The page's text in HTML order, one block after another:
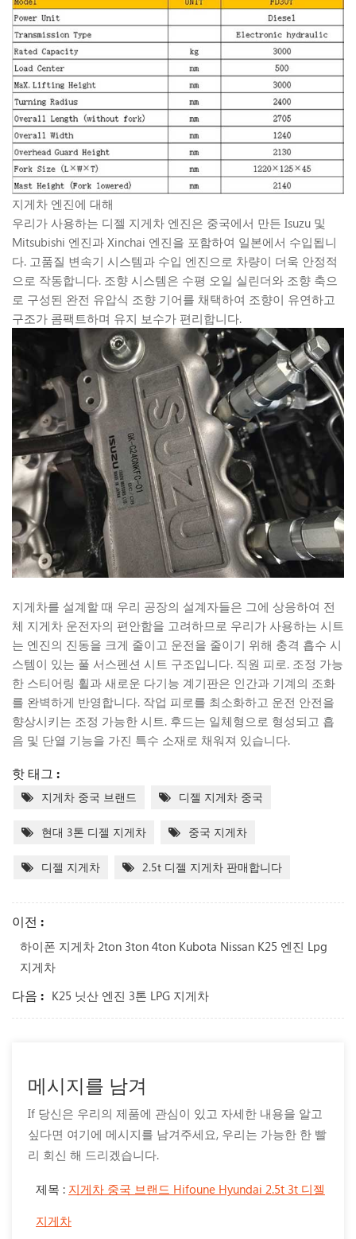
지게차 엔진에 대해
우리가 사용하는 디젤 지게차 엔진은 중국에서 만든 Isuzu 및
Mitsubishi 엔진과 Xinchai 엔진을 포함하여 일본에서 수입됩니
다. 고품질 변속기 시스템과 수입 엔진으로 차량이 더욱 안정적
으로 작동합니다. 조향 시스템은 수평 오일 실린더와 조향 축으
로 구성된 완전 유압식 조향 기어를 채택하여 조향이 유연하고
구조가 콤팩트하며 유지 보수가 편리합니다.
지게차를 설계할 때 우리 공장의 설계자들은 그에 상응하여 전
체 지게차 운전자의 편안함을 고려하므로 우리가 사용하는 시트
는 엔진의 진동을 크게 줄이고 운전을 줄이기 위해 충격 흡수 시
스템이 있는 풀 서스펜션 시트 구조입니다. 직원 피로. 조정 가능
한 스티어링 휠과 새로운 다기능 계기판은 인간과 기계의 조화
를 완벽하게 반영합니다. 작업 피로를 최소화하고 운전 안전을
향상시키는 조정 가능한 시트. 후드는 일체형으로 형성되고 흡
음 및 단열 기능을 가진 특수 소재로 채워져 있습니다.
핫 태그 :
지게차 중국 브랜드 디젤 지게차 중국
현대 3톤 디젤 지게차 중국 지게차
디젤 지게차 2.5t 디젤 지게차 판매합니다
이전 :
하이폰 지게차 2ton 3ton 4ton Kubota Nissan K25 엔진 Lpg
지게차
다음 : K25 닛산 엔진 3톤 LPG 지게차
메시지를 남겨
If 당신은 우리의 제품에 관심이 있고 자세한 내용을 알고
싶다면 여기에 메시지를 남겨주세요, 우리는 가능한 한 빨
리 회신 해 드리겠습니다.
제목 : 지게차 중국 브랜드 Hifoune Hyundai 2.5t 3t 디젤
지게차